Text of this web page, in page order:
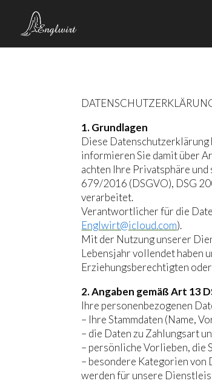
1. Grundlagen
Diese
informieren Sie damit über
achten Ihre Privatsphäre
679/2016 (DSGVO), DSG
verarbeitet.
Verantwortlicher für die
Englwirt@icloud.com).
Mit der Nutzung unserer
Lebensjahr vollendet haben
Erziehungsberechtigten
2. Angaben gemäß Art 13
Ihre personenbezogenen
– Ihre Stammdaten (Name,
– die Daten zu Zahlungsart
– persönliche Vorlieben, die
– besondere Kategorien
werden für unsere